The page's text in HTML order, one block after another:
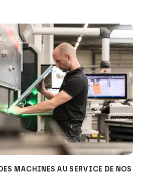
MACHINES AU SERVICE DE NOS